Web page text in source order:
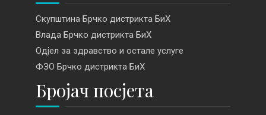
Скупштина Брчко дистрикта БиХ
Влада Брчко дистрикта БиХ
Одјел за здравство и остале услуге
ФЗО Брчко дистрикта БиХ
Бројач посјета